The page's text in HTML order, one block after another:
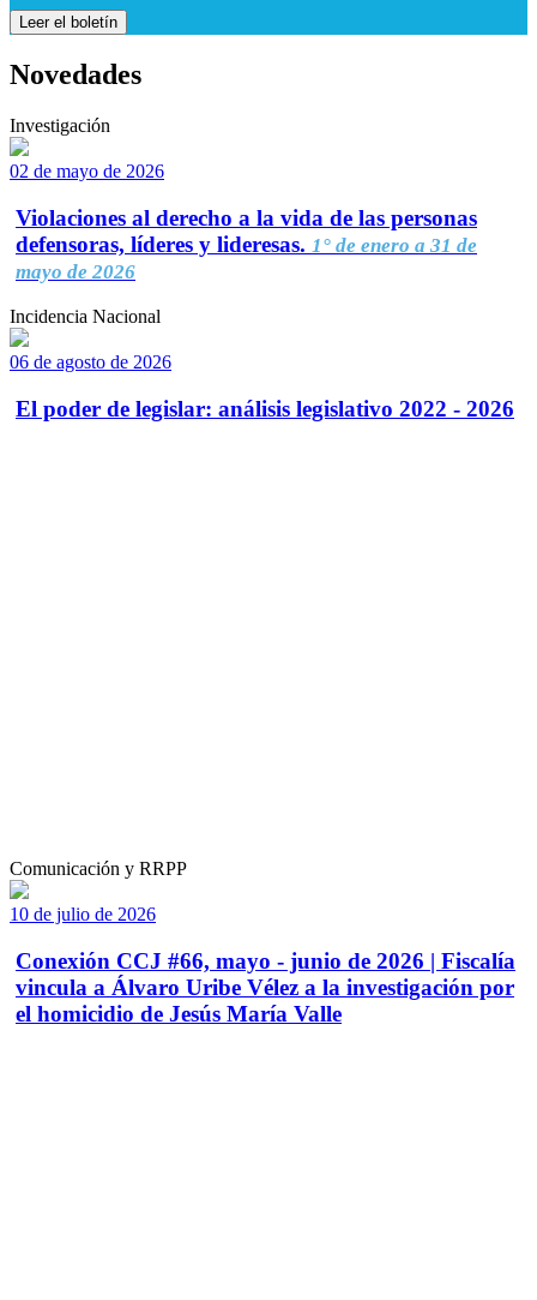
Leer el boletín
Novedades
Investigación
02 de mayo de 2026
Violaciones al derecho a la vida de las personas
defensoras, líderes y lideresas. 1° de enero a 31 de
mayo de 2026
Incidencia Nacional
06 de agosto de 2026
El poder de legislar: análisis legislativo 2022 - 2026
Comunicación y RRPP
10 de julio de 2026
Conexión CCJ #66, mayo - junio de 2026 | Fiscalía
vincula a Álvaro Uribe Vélez a la investigación por
el homicidio de Jesús María Valle